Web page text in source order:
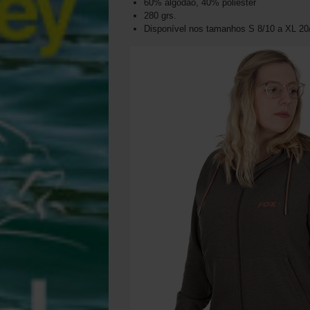
60% algodão, 40% poliéster
280 grs.
Disponível nos tamanhos S 8/10 a XL